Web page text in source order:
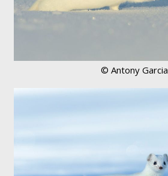
© Antony Garcia